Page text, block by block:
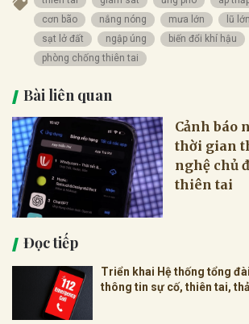
cơn bão
nắng nóng mưa lớn lũ lớn
sạt lở đất
ngập úng
biến đổi khí hậu
phòng chống thiên tai
Bài liên quan
Cảnh báo
thời gian
nghệ chủ
thiên tai
Đọc tiếp
Triển khai Hệ thống tổng
thông tin sự cố, thiên tai,